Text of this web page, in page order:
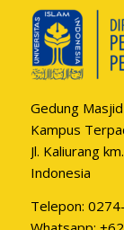
Gedung
Kampus
Jl. Kaliurang
Indonesia
Telepon: